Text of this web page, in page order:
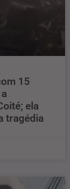
15
ela
tragédia